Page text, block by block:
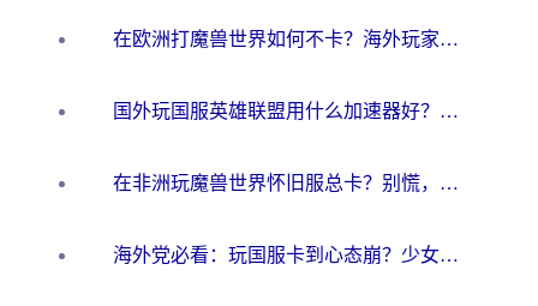
在欧洲打魔兽世界如何不卡？海外玩家的国服游戏加速终极攻略
国外玩国服英雄联盟用什么加速器好？海外党亲测有效的国服游戏加速指南
在非洲玩魔兽世界怀旧服总卡？别慌，这份指南帮你丝滑开荒
海外党必看：玩国服卡到心态崩？少女前线云图计划加速器免费推荐+碧蓝航线足球世界流畅攻略